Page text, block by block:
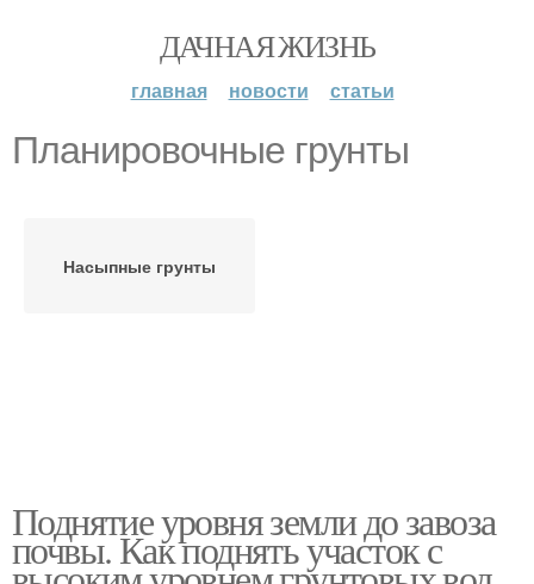
ДАЧНАЯ ЖИЗНЬ
главная новости статьи
Планировочные грунты
Насыпные грунты
Поднятие уровня земли до завоза
почвы. Как поднять участок с